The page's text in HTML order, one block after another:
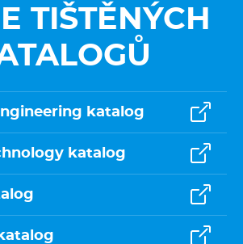
TIŠTĚNÝCH
katalog
katalog